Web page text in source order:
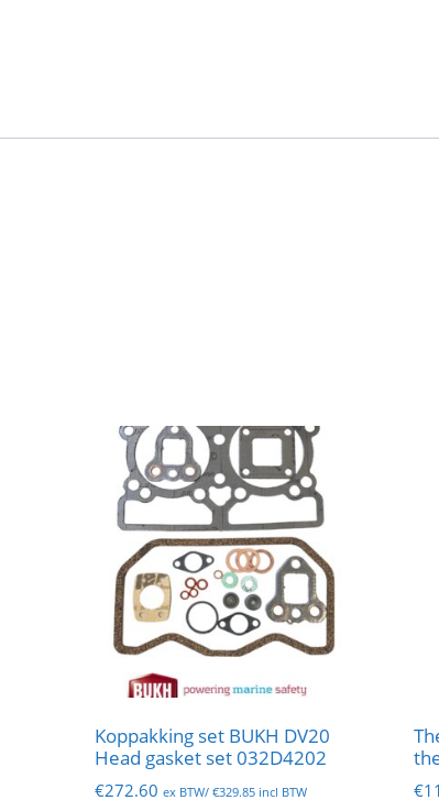
Koppakking set BUKH DV20
Head gasket set 032D4202
€272.60 ex BTW/ €329.85 incl BTW €